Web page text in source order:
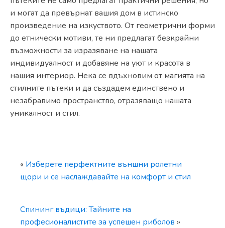
и могат да превърнат вашия дом в истинско
произведение на изкуството. От геометрични форми
до етнически мотиви, те ни предлагат безкрайни
възможности за изразяване на нашата
индивидуалност и добавяне на уют и красота в
нашия интериор. Нека се вдъхновим от магията на
стилните пътеки и да създадем единствено и
незабравимо пространство, отразяващо нашата
уникалност и стил.
« Изберете перфектните външни ролетни
щори и се наслаждавайте на комфорт и стил
Спининг въдици: Тайните на
професионалистите за успешен риболов »